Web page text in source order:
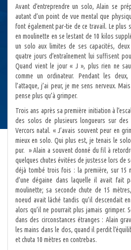
Avant d’entreprendre un solo, Alain se
autant d’un point de vue mental que
font également par-tie de ce travail. Le plus
en moulinette en se lestant de 10 kilos
un solo aux limites de ses capacités,
quatre jours d’entraînement lui suffisent
Quand vient le jour « J », plus rien ne
comme un ordinateur. Pendant les
l’attaque, j’ai peur, je me sens nerveux.
pense plus qu’à grimper.
Trois ans après sa première initiation à
des solos de plusieurs longueurs sur
Vercors natal. « J’avais souvent peur en
mieux en solo. Qui plus est, je tenais le
pur. » Alain a souvent donné du fil à
quelques chutes évitées de justesse lors de
déjà tombé trois fois : la première, sur 15
d’une dégaine dans laquelle il avait fait
moulinette; sa seconde chute de 15
noeud avait lâché tandis qu’il descendait en
alors qu’il ne pourrait plus jamais grimper.
dans des circonstances étranges : Alain
les mains dans le dos, quand il perdit
et chuta 10 mètres en contrebas.